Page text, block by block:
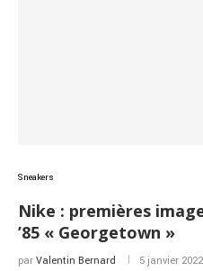
Sneakers
Nike : premières
’85 « Georgetown »
par Valentin Bernard 5 janvier 2022